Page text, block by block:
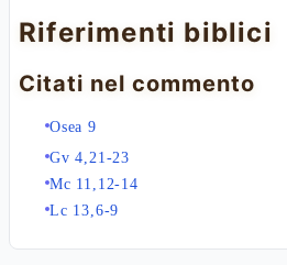
Riferimenti biblici
Citati nel commento
Osea 9
Gv 4,21-23
Mc 11,12-14
Lc 13,6-9